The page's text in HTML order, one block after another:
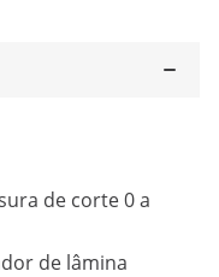
de corte 0 a
de lâmina